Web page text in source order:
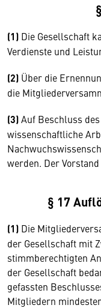
(1) Die Gesellschaft
Verdienste und
(2) Über die
die
(3)Auf Beschluss
wissenschaftliche
werden. Der
§ 17
(1) Die
der Gesellschaft mit
stimmberechtigten
der Gesellschaft
gefassten
Mitgliedern